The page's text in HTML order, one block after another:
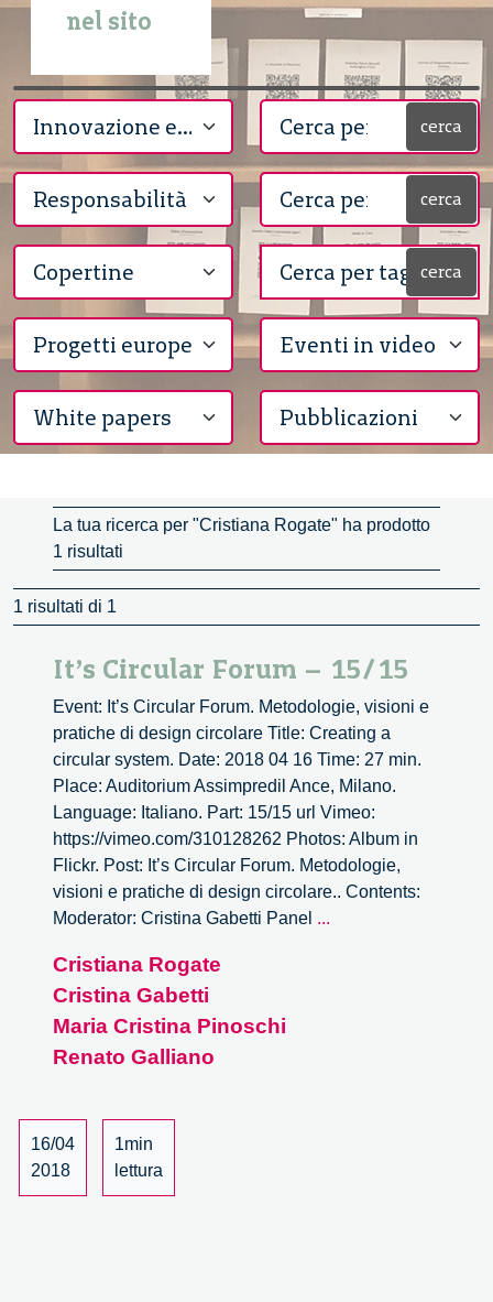
nel sito
cerca
cerca
cerca
La tua ricerca per "Cristiana Rogate" ha prodotto
1 risultati
1 risultati di 1
It’s Circular Forum – 15/15
Event: It’s Circular Forum. Metodologie, visioni e
pratiche di design circolare Title: Creating a
circular system. Date: 2018 04 16 Time: 27 min.
Place: Auditorium Assimpredil Ance, Milano.
Language: Italiano. Part: 15/15 url Vimeo:
https://vimeo.com/310128262 Photos: Album in
Flickr. Post: It’s Circular Forum. Metodologie,
visioni e pratiche di design circolare.. Contents:
Moderator: Cristina Gabetti Panel ...
Cristiana Rogate
Cristina Gabetti
Maria Cristina Pinoschi
Renato Galliano
16/04
2018
1min
lettura